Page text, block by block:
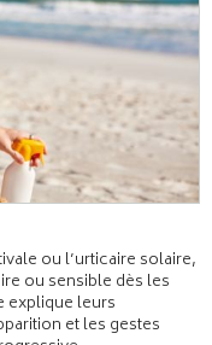
ou l’urticaire solaire,
ou sensible dès les
explique leurs
et les gestes